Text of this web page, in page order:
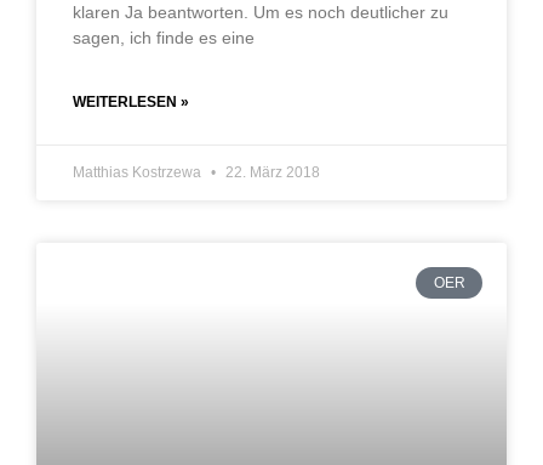
klaren Ja beantworten. Um es noch deutlicher zu
sagen, ich finde es eine
WEITERLESEN »
Matthias Kostrzewa 22. März 2018
OER